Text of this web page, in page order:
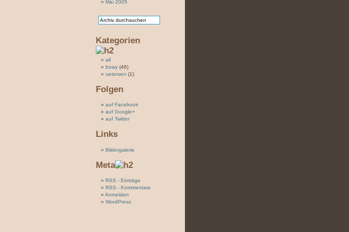
Mai 2005
Kategorien
all
bowy (46)
uetersen (1)
Folgen
auf Facebook
auf Google+
auf Twitter
Links
Bildergalerie
Meta
RSS - Einträge
RSS - Kommentare
Anmelden
WordPress